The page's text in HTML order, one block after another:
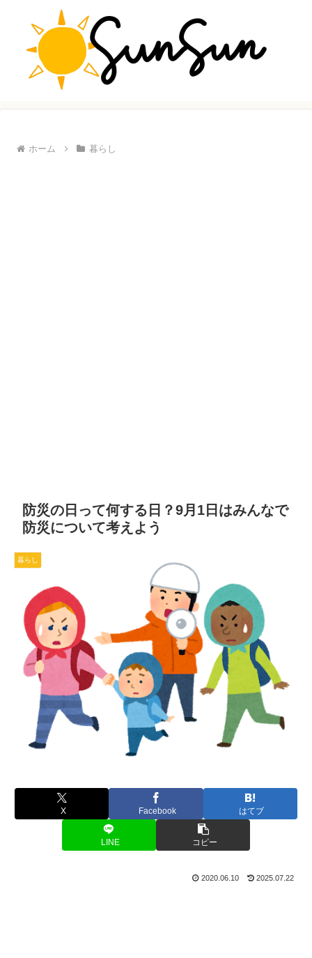
ホーム 暮らし
防災の日って何する日？9月1日はみんなで
防災について考えよう
暮らし
X Facebook はてブ
LINE コピー
2020.06.10 2025.07.22